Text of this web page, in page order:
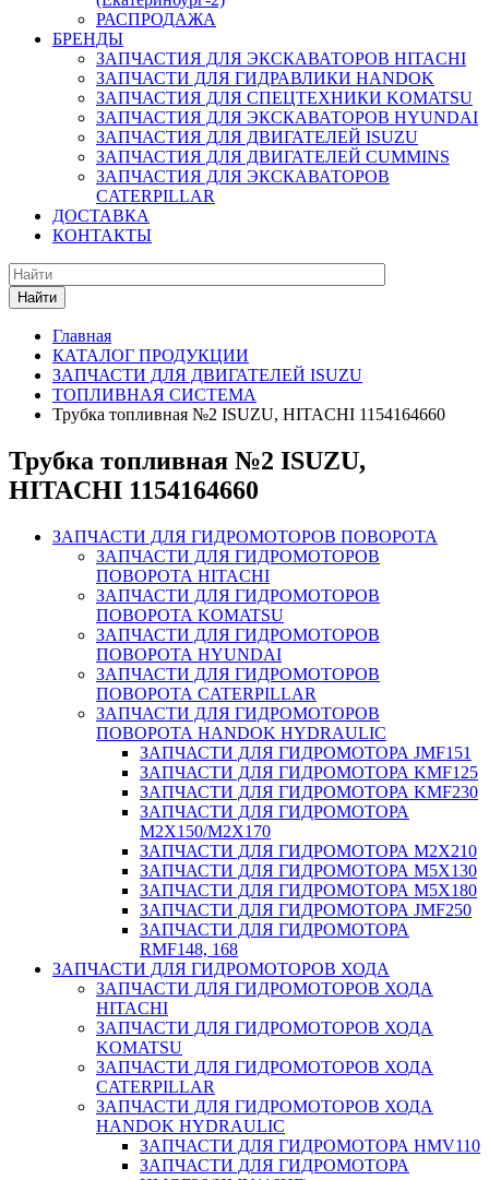
РАСПРОДАЖА
БРЕНДЫ
ЗАПЧАСТИЯ ДЛЯ ЭКСКАВАТОРОВ HITACHI
ЗАПЧАСТИ ДЛЯ ГИДРАВЛИКИ HANDOK
ЗАПЧАСТИЯ ДЛЯ СПЕЦТЕХНИКИ KOMATSU
ЗАПЧАСТИЯ ДЛЯ ЭКСКАВАТОРОВ HYUNDAI
ЗАПЧАСТИЯ ДЛЯ ДВИГАТЕЛЕЙ ISUZU
ЗАПЧАСТИЯ ДЛЯ ДВИГАТЕЛЕЙ CUMMINS
ЗАПЧАСТИЯ ДЛЯ ЭКСКАВАТОРОВ
CATERPILLAR
ДОСТАВКА
КОНТАКТЫ
Найти
Главная
КАТАЛОГ ПРОДУКЦИИ
ЗАПЧАСТИ ДЛЯ ДВИГАТЕЛЕЙ ISUZU
ТОПЛИВНАЯ СИСТЕМА
Трубка топливная №2 ISUZU, HITACHI 1154164660
Трубка топливная №2 ISUZU,
HITACHI 1154164660
ЗАПЧАСТИ ДЛЯ ГИДРОМОТОРОВ ПОВОРОТА
ЗАПЧАСТИ ДЛЯ ГИДРОМОТОРОВ
ПОВОРОТА HITACHI
ЗАПЧАСТИ ДЛЯ ГИДРОМОТОРОВ
ПОВОРОТА KOMATSU
ЗАПЧАСТИ ДЛЯ ГИДРОМОТОРОВ
ПОВОРОТА HYUNDAI
ЗАПЧАСТИ ДЛЯ ГИДРОМОТОРОВ
ПОВОРОТА CATERPILLAR
ЗАПЧАСТИ ДЛЯ ГИДРОМОТОРОВ
ПОВОРОТА HANDOK HYDRAULIC
ЗАПЧАСТИ ДЛЯ ГИДРОМОТОРА JMF151
ЗАПЧАСТИ ДЛЯ ГИДРОМОТОРА KMF125
ЗАПЧАСТИ ДЛЯ ГИДРОМОТОРА KMF230
ЗАПЧАСТИ ДЛЯ ГИДРОМОТОРА
M2X150/M2X170
ЗАПЧАСТИ ДЛЯ ГИДРОМОТОРА M2X210
ЗАПЧАСТИ ДЛЯ ГИДРОМОТОРА M5X130
ЗАПЧАСТИ ДЛЯ ГИДРОМОТОРА M5X180
ЗАПЧАСТИ ДЛЯ ГИДРОМОТОРА JMF250
ЗАПЧАСТИ ДЛЯ ГИДРОМОТОРА
RMF148, 168
ЗАПЧАСТИ ДЛЯ ГИДРОМОТОРОВ ХОДА
ЗАПЧАСТИ ДЛЯ ГИДРОМОТОРОВ ХОДА
HITACHI
ЗАПЧАСТИ ДЛЯ ГИДРОМОТОРОВ ХОДА
KOMATSU
ЗАПЧАСТИ ДЛЯ ГИДРОМОТОРОВ ХОДА
CATERPILLAR
ЗАПЧАСТИ ДЛЯ ГИДРОМОТОРОВ ХОДА
HANDOK HYDRAULIC
ЗАПЧАСТИ ДЛЯ ГИДРОМОТОРА HMV110
ЗАПЧАСТИ ДЛЯ ГИДРОМОТОРА